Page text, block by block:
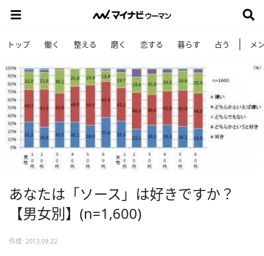
トップ 働く 整える 磨く 恋する 暮らす 占う メ
あなたは「ソース」は好きですか？
【男女別】(n=1,600)
作成: 2013.09.22